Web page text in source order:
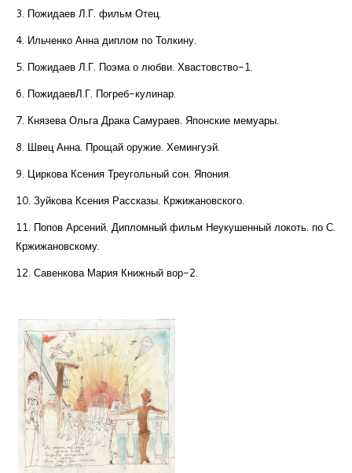
3. Пожидаев Л.Г. фильм Отец.
4. Ильченко Анна диплом по Толкину.
5. Пожидаев Л.Г. Поэма о любви. Хвастовство-1.
6. ПожидаевЛ.Г. Погреб-кулинар.
7. Князева Ольга Драка Самураев. Японские мемуары.
8. Швец Анна. Прощай оружие. Хемингуэй.
9. Циркова Ксения Треугольный сон. Япония.
10. Зуйкова Ксения Рассказы. Кржижановского.
11. Попов Арсений. Дипломный фильм Неукушенный локоть. по С.
Кржижановскому.
12. Савенкова Мария Книжный вор-2.